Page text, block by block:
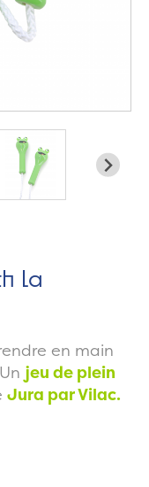
la
en main
jeu de plein
Jura par Vilac.